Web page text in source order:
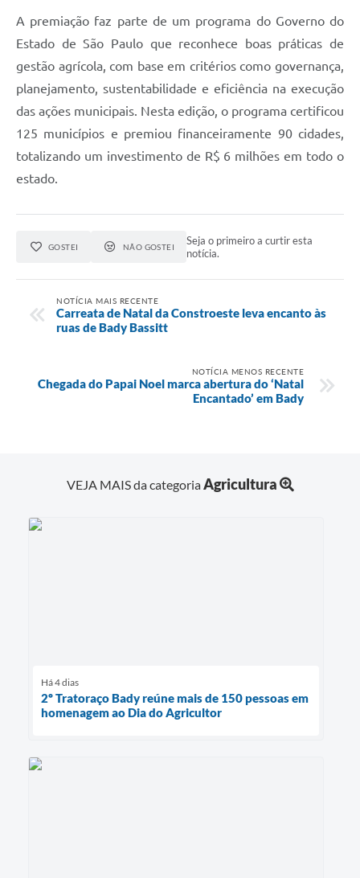
A premiação faz parte de um programa do Governo do
Estado de São Paulo que reconhece boas práticas de
gestão agrícola, com base em critérios como governança,
planejamento, sustentabilidade e eficiência na execução
das ações municipais. Nesta edição, o programa certificou
125 municípios e premiou financeiramente 90 cidades,
totalizando um investimento de R$ 6 milhões em todo o
estado.
GOSTEI NÃO GOSTEI
Seja o primeiro a curtir esta
notícia.
NOTÍCIA MAIS RECENTE
Carreata de Natal da Constroeste leva encanto às
ruas de Bady Bassitt
NOTÍCIA MENOS RECENTE
Chegada do Papai Noel marca abertura do ‘Natal
Encantado’ em Bady
VEJA MAIS da categoriaAgricultura
Há 4 dias
2º Tratoraço Bady reúne mais de 150 pessoas em
homenagem ao Dia do Agricultor